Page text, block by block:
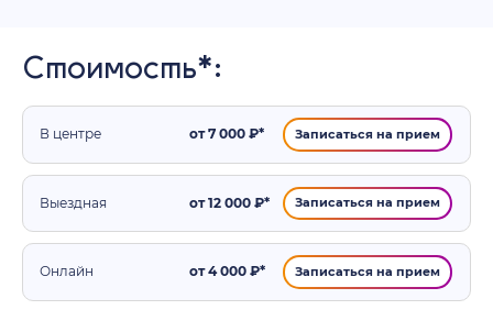
Стоимость*:
В центре от 7 000 ₽* Записаться на прием
Выездная от 12 000 ₽* Записаться на прием
Онлайн от 4 000 ₽* Записаться на прием